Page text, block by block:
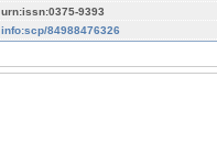
urn:issn:0375-9393
info:scp/84988476326